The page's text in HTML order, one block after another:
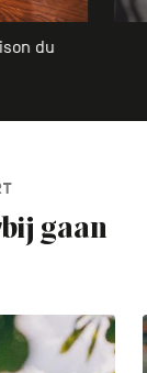
du
gaan